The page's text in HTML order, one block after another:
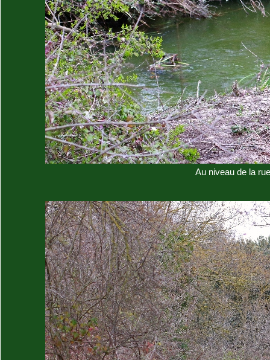
Au niveau de la